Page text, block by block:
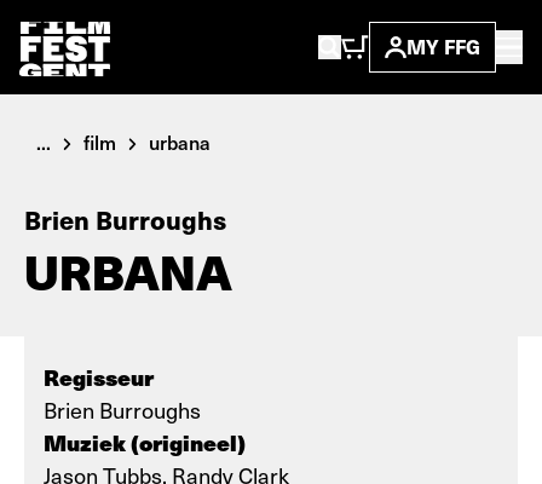
MY FFG
... film urbana
Brien Burroughs
URBANA
Regisseur
Brien Burroughs
Muziek (origineel)
Jason Tubbs, Randy Clark